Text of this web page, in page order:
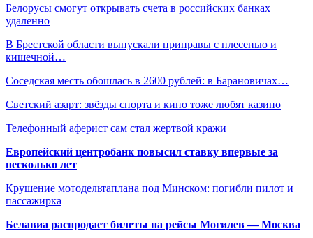
Белорусы смогут открывать счета в российских банках
удаленно
В Брестской области выпускали приправы с плесенью и
кишечной…
Соседская месть обошлась в 2600 рублей: в Барановичах…
Светский азарт: звёзды спорта и кино тоже любят казино
Телефонный аферист сам стал жертвой кражи
Европейский центробанк повысил ставку впервые за
несколько лет
Крушение мотодельтаплана под Минском: погибли пилот и
пассажирка
Белавиа распродает билеты на рейсы Могилев — Москва